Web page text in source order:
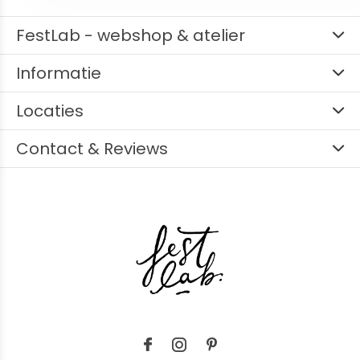
FestLab - webshop & atelier
Informatie
Locaties
Contact & Reviews